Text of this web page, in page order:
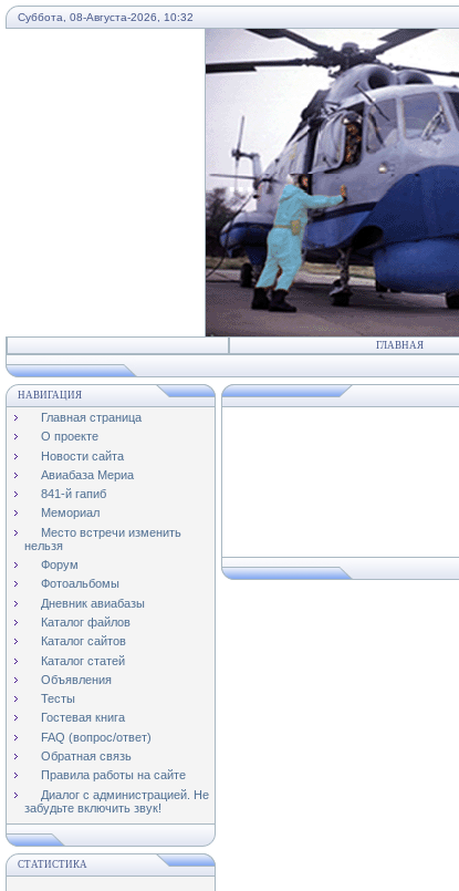
Суббота, 08-Августа-2026, 10:32
...
ГЛАВНАЯ
НАВИГАЦИЯ
Главная страница
О проекте
Новости сайта
Авиабаза Мериа
841-й гапиб
Мемориал
Место встречи изменить
нельзя
Форум
Фотоальбомы
Дневник авиабазы
Каталог файлов
Каталог сайтов
Каталог статей
Объявления
Тесты
Гостевая книга
FAQ (вопрос/ответ)
Обратная связь
Правила работы на сайте
Диалог с администрацией. Не
забудьте включить звук!
СТАТИСТИКА